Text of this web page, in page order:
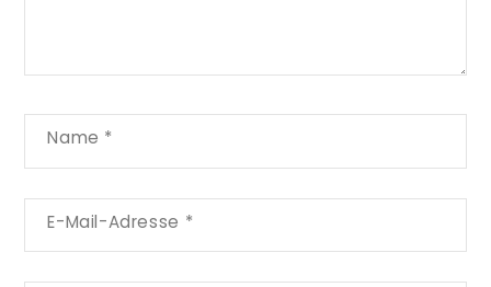
Name *
E-Mail-Adresse *